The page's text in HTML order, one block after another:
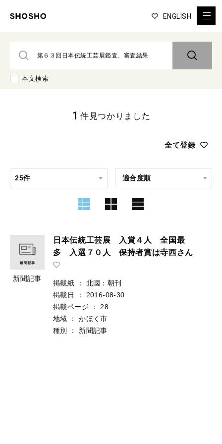
ENGLISH
本文検索
全て登録
1 件見つかりました
新聞記事
日本伝統工芸展 入賞４人 全国最
多 入選７０人 保持者賞は寺西さん
掲載紙 ：
北國：朝刊
掲載日
：
2016-08-30
掲載ページ
：
28
地域
：
かほく市
種別
： 新聞記事